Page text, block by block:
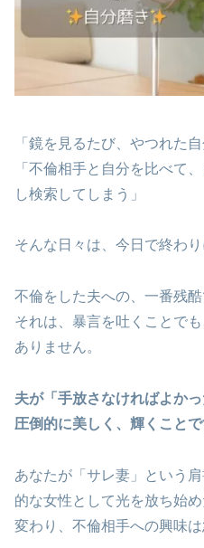
「鏡を見るたび、やつれた
「不倫相手と自分を比べて
し検索してしまう」
そんな日々は、今日で終わり
不倫をした夫への、一番残
それは、暴言を吐くことで
ありません。
夫が「手放さなければよか
圧倒的に美しく、輝くことで
あなたが「サレ妻」という
的な女性として光を放ち始
変わり、不倫相手への興味